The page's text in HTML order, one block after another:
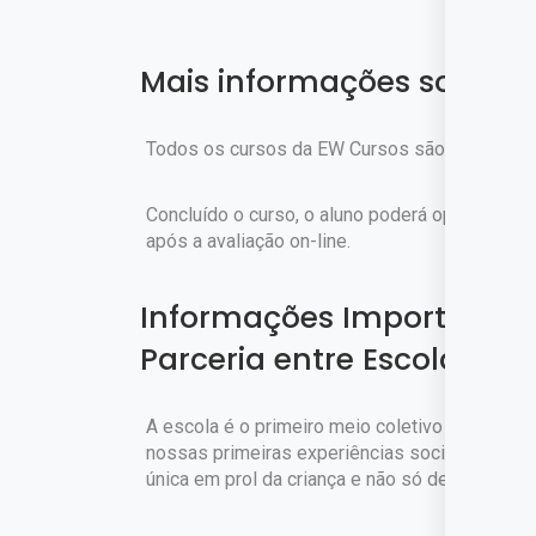
Mais informações sobre o
Todos os cursos da EW Cursos são gratuitos.
Concluído o curso, o aluno poderá optar pela
após a avaliação on-line.
Informações
Parceria entre Escola e
A escola é o primeiro meio coletivo em que
nossas primeiras experiências sociais. É
única em prol da criança e não só dela, em